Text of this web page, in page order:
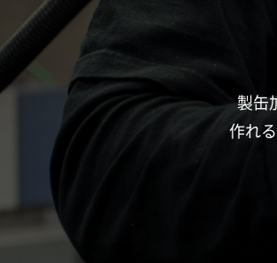
製缶
作れ